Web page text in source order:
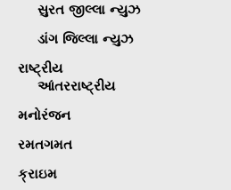
સુરત જીલ્લા ન્યુઝ
ડાંગ જિલ્લા ન્યુઝ
રાષ્ટ્રીય
આંતરરાષ્ટ્રીય
મનોરંજન
રમતગમત
ક્રાઇમ